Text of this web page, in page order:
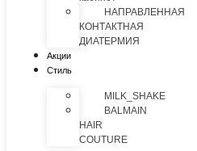
НАПРАВЛЕННАЯ
КОНТАКТНАЯ
ДИАТЕРМИЯ
Акции
Стиль
MILK_SHAKE
BALMAIN
HAIR
COUTURE